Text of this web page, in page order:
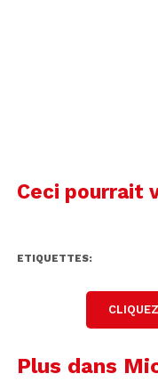
Leurs horaires
vente aux
uniquement sur
recevoir dans les
Ceci pourrait
ETIQUETTES:
Plus dans